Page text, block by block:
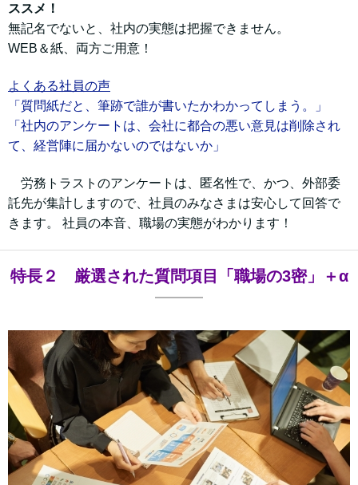
ススメ！
無記名でないと、社内の実態は把握できません。
WEB＆紙、両方ご用意！
よくある社員の声
「質問紙だと、筆跡で誰が書いたかわかってしまう。」
「社内のアンケートは、会社に都合の悪い意見は削除され
て、経営陣に届かないのではないか」
労務トラストのアンケートは、匿名性で、かつ、外部委
託先が集計しますので、社員のみなさまは安心して回答で
きます。 社員の本音、職場の実態がわかります！
特長２ 厳選された質問項目「職場の3密」＋α